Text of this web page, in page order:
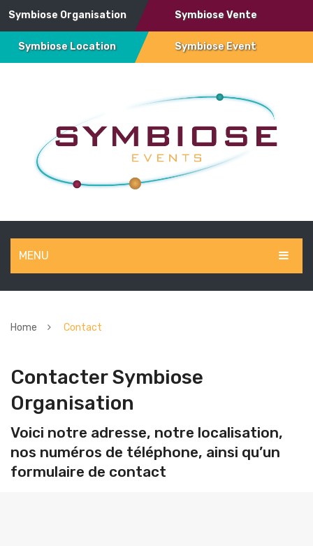
Symbiose Organisation Symbiose Vente
Symbiose Location Symbiose Event
MENU
SYMBIOSE EVENT
Sonorisation
Éclairage
Vidéo
Scène
CONTACT
Home Contact
Contacter Symbiose
Organisation
Voici notre adresse, notre localisation,
nos numéros de téléphone, ainsi qu’un
formulaire de contact